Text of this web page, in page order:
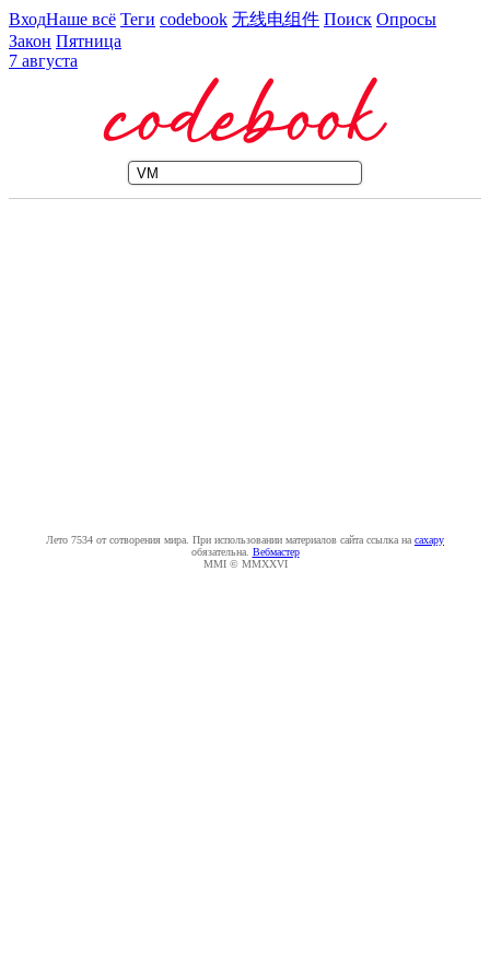
ВходНаше всё Теги codebook 无线电组件 Поиск Опросы
Закон Пятница
7 августа
Лето 7534 от сотворения мира. При использовании материалов сайта ссылка на caxapу
обязательна. Вебмастер
MMI © MMXXVI